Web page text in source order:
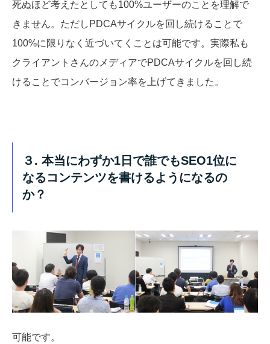
死ぬほど考えたとしても100%ユーザーのことを理解で
きません。ただしPDCAサイクルを回し続けることで
100%に限りなく近づいてくことは可能です。実際私も
クライアントさんのメディアでPDCAサイクルを回し続
けることでコンバージョン率を上げてきました。
３. 本当にわずか1日で誰でもSEO1位に
なるコンテンツを書けるようになるの
か？
可能です。